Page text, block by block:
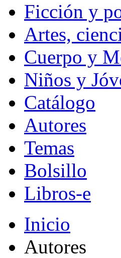
Ficción y
Artes,
Cuerpo y
Niños y
Catálogo
Autores
Temas
Bolsillo
Libros-e
Inicio
Autores